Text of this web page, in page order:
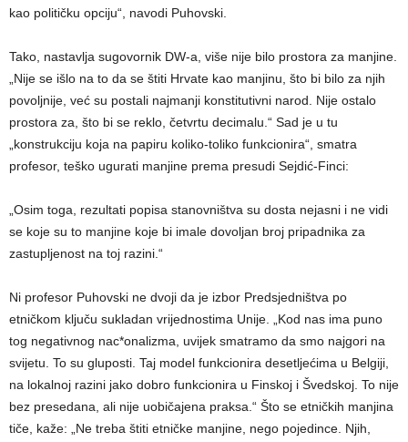
kao političku opciju“, navodi Puhovski.
Tako, nastavlja sugovornik DW-a, više nije bilo prostora za manjine.
„Nije se išlo na to da se štiti Hrvate kao manjinu, što bi bilo za njih
povoljnije, već su postali najmanji konstitutivni narod. Nije ostalo
prostora za, što bi se reklo, četvrtu decimalu.“ Sad je u tu
„konstrukciju koja na papiru koliko-toliko funkcionira“, smatra
profesor, teško ugurati manjine prema presudi Sejdić-Finci:
„Osim toga, rezultati popisa stanovništva su dosta nejasni i ne vidi
se koje su to manjine koje bi imale dovoljan broj pripadnika za
zastupljenost na toj razini.“
Ni profesor Puhovski ne dvoji da je izbor Predsjedništva po
etničkom ključu sukladan vrijednostima Unije. „Kod nas ima puno
tog negativnog nac*onalizma, uvijek smatramo da smo najgori na
svijetu. To su gluposti. Taj model funkcionira desetljećima u Belgiji,
na lokalnoj razini jako dobro funkcionira u Finskoj i Švedskoj. To nije
bez presedana, ali nije uobičajena praksa.“ Što se etničkih manjina
tiče, kaže: „Ne treba štiti etničke manjine, nego pojedince. Njih,